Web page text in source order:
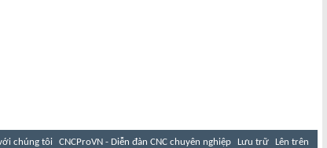
chúng tôi CNCProVN - Diễn đàn CNC chuyên nghiệp Lưu trữ Lên trên